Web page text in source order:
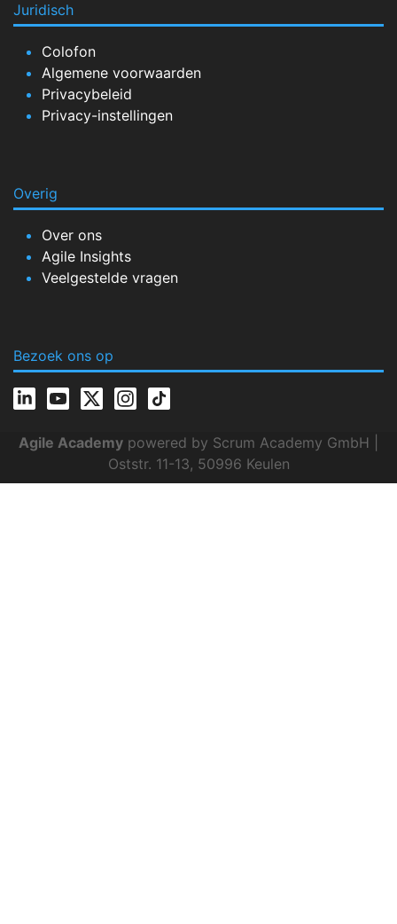
Juridisch
Colofon
Algemene voorwaarden
Privacybeleid
Privacy-instellingen
Overig
Over ons
Agile Insights
Veelgestelde vragen
Bezoek ons op
Agile Academy powered by Scrum Academy GmbH |
Oststr. 11-13, 50996 Keulen